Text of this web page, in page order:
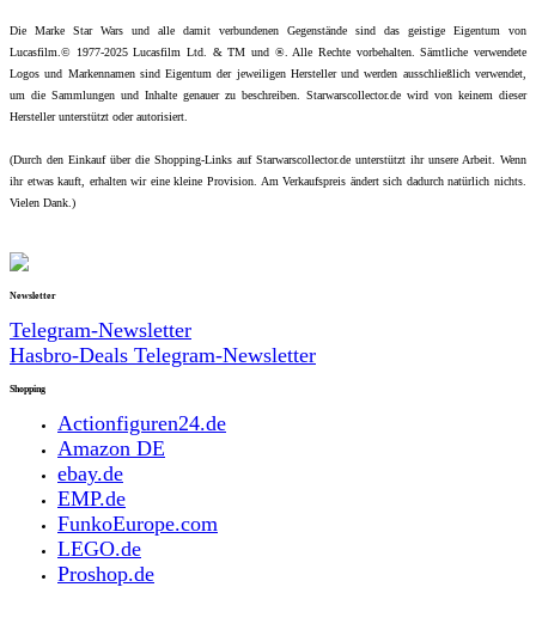
Die Marke Star Wars und alle damit verbundenen Gegenstände sind das geistige Eigentum von
Lucasfilm.© 1977-2025 Lucasfilm Ltd. & TM und ®. Alle Rechte vorbehalten. Sämtliche verwendete
Logos und Markennamen sind Eigentum der jeweiligen Hersteller und werden ausschließlich verwendet,
um die Sammlungen und Inhalte genauer zu beschreiben. Starwarscollector.de wird von keinem dieser
Hersteller unterstützt oder autorisiert.
(Durch den Einkauf über die Shopping-Links auf Starwarscollector.de unterstützt ihr unsere Arbeit. Wenn
ihr etwas kauft, erhalten wir eine kleine Provision. Am Verkaufspreis ändert sich dadurch natürlich nichts.
Vielen Dank.)
Newsletter
Telegram-Newsletter
Hasbro-Deals Telegram-Newsletter
Shopping
Actionfiguren24.de
Amazon DE
ebay.de
EMP.de
FunkoEurope.com
LEGO.de
Proshop.de